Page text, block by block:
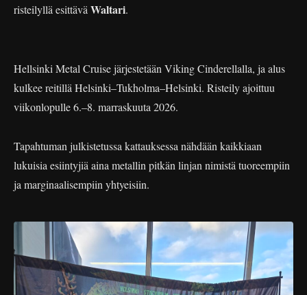
risteilyllä esittävä Waltari.
Hellsinki Metal Cruise järjestetään Viking Cinderellalla, ja alus
kulkee reitillä Helsinki–Tukholma–Helsinki. Risteily ajoittuu
viikonlopulle 6.–8. marraskuuta 2026.
Tapahtuman julkistetussa kattauksessa nähdään kaikkiaan
lukuisia esiintyjiä aina metallin pitkän linjan nimistä tuoreempiin
ja marginaalisempiin yhtyeisiin.